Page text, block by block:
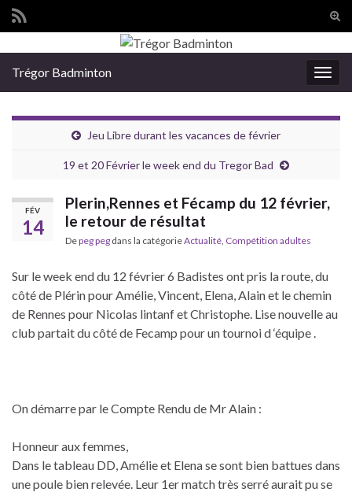
Search for:
Trégor Badminton
Jeu Libre durant les vacances de février
19 et 20 Février le week end du Tregor Bad
FÉV
14
Plerin,Rennes et Fécamp du 12 février,
le retour de résultat
Depeg peg dans la catégorieActualité Compétition adultes
Sur le week end du 12 février 6 Badistes ont pris la route, du
côté de Plérin pour Amélie, Vincent, Elena, Alain et le chemin
de Rennes pour Nicolas lintanf et Christophe. Lise nouvelle au
club partait du côté de Fecamp pour un tournoi d ‘équipe .
On démarre par le Compte Rendu de Mr Alain :
Honneur aux femmes,
Dans le tableau DD, Amélie et Elena se sont bien battues dans
une poule bien relevée. Leur 1er match très serré aurait pu se